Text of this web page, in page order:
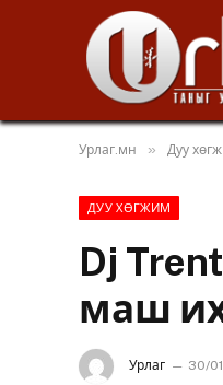
Урлаг.мн » Дуу
ДУУ ХӨГЖИМ
Dj
маш
Урлаг 30/